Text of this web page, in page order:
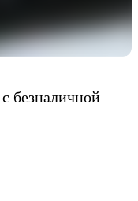
с безналичной